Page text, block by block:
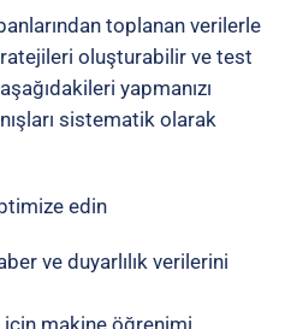
toplanan verilerle
oluşturabilir ve test
yapmanızı
sistematik olarak
edin
ve duyarlılık verilerini
için makine öğrenimi